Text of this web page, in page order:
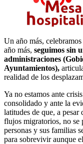
Un año más, celebramos
año más, seguimos sin
administraciones
Ayuntamientos),
realidad de los
Ya no estamos ante
consolidado y ante la
latitudes de que, a
flujos migratorios, no se
personas y sus familias
para sobrevivir aunque